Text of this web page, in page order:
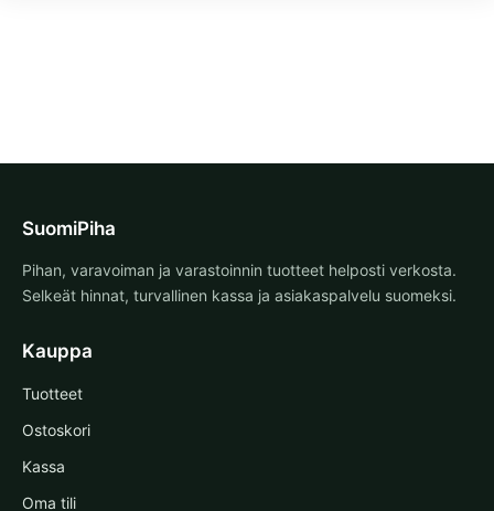
SuomiPiha
Pihan, varavoiman ja varastoinnin tuotteet helposti verkosta.
Selkeät hinnat, turvallinen kassa ja asiakaspalvelu suomeksi.
Kauppa
Tuotteet
Ostoskori
Kassa
Oma tili